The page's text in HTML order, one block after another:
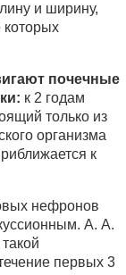
и ширину,
которых
почечные
к 2 годам
только из
организма
к
нефронов
А. А.
первых 3